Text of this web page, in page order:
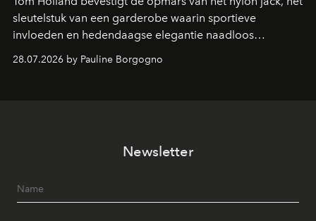
sleutelstuk van een garderobe waarin sportieve
invloeden en hedendaagse elegantie naadloos
samenkomen.
28.07.2026 by Pauline Borgogno
Newsletter